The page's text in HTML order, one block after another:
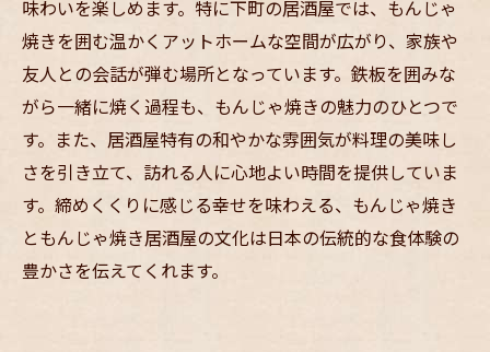
味わいを楽しめます。特に下町の居酒屋では、もんじゃ
焼きを囲む温かくアットホームな空間が広がり、家族や
友人との会話が弾む場所となっています。鉄板を囲みな
がら一緒に焼く過程も、もんじゃ焼きの魅力のひとつで
す。また、居酒屋特有の和やかな雰囲気が料理の美味し
さを引き立て、訪れる人に心地よい時間を提供していま
す。締めくくりに感じる幸せを味わえる、もんじゃ焼き
ともんじゃ焼き居酒屋の文化は日本の伝統的な食体験の
豊かさを伝えてくれます。